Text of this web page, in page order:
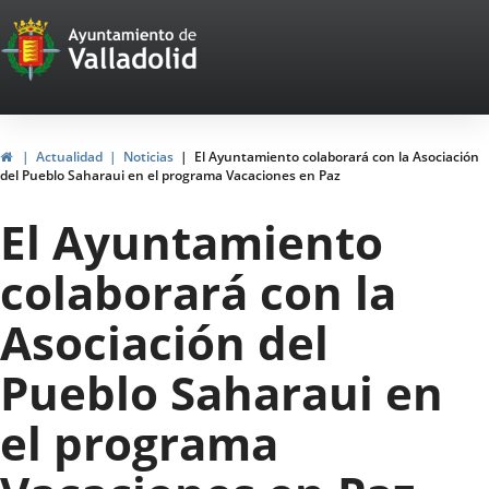
Portal
Web
del
Ayuntamiento
de
Valladolid
HomeActualidad Noticias
El Ayuntamiento colaborará con la Asociación
del Pueblo Saharaui en el programa Vacaciones en Paz
El Ayuntamiento
colaborará con la
Asociación del
Pueblo Saharaui en
el programa